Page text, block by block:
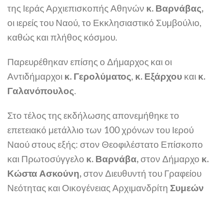
της Ιεράς Αρχιεπισκοπής Αθηνών κ. Βαρνάβας,
οι ιερείς του Ναού, το Εκκλησιαστικό Συμβούλιο,
καθώς και πλήθος κόσμου.
Παρευρέθηκαν επίσης ο Δήμαρχος και οι
Αντιδήμαρχοι κ. Γερολύματος, κ. Εξάρχου και κ.
Γαλανόπουλος.
Στο τέλος της εκδήλωσης απονεμήθηκε το
επετειακό μετάλλιο των 100 χρόνων του Ιερού
Ναού στους εξής: στον Θεοφιλέστατο Επίσκοπο
και Πρωτοσύγγελο κ. Βαρνάβα,στον Δήμαρχο κ.
Κώστα Ασκούνη,στον Διευθυντή του Γραφείου
Νεότητας και Οικογένειας Αρχιμανδρίτη Συμεών